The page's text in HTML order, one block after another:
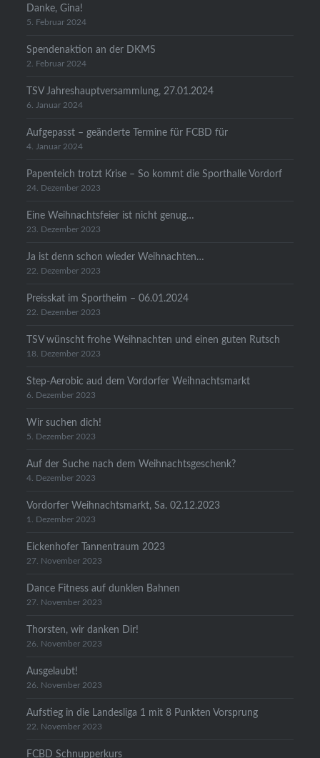
Danke, Gina!
5. Februar 2024
Spendenaktion an der DKMS
2. Februar 2024
TSV Jahreshauptversammlung, 27.01.2024
6. Januar 2024
Aufgepasst – geänderte Termine für FCBD für
4. Januar 2024
Papenteich trotzt Krise – So kommt die Sporthalle Vordorf
24. Dezember 2023
Eine Weihnachtsfeier ist nicht genug…
23. Dezember 2023
Ja ist denn schon wieder Weihnachten…
22. Dezember 2023
Preisskat im Sportheim – 06.01.2024
22. Dezember 2023
TSV wünscht frohe Weihnachten und einen guten Rutsch
18. Dezember 2023
Step-Aerobic aud dem Vordorfer Weihnachtsmarkt
6. Dezember 2023
Wir suchen dich!
5. Dezember 2023
Auf der Suche nach dem Weihnachtsgeschenk?
4. Dezember 2023
Vordorfer Weihnachtsmarkt, Sa. 02.12.2023
1. Dezember 2023
Eickenhofer Tannentraum 2023
27. November 2023
Dance Fitness auf dunklen Bahnen
27. November 2023
Thorsten, wir danken Dir!
26. November 2023
Ausgelaubt!
26. November 2023
Aufstieg in die Landesliga 1 mit 8 Punkten Vorsprung
22. November 2023
FCBD Schnupperkurs